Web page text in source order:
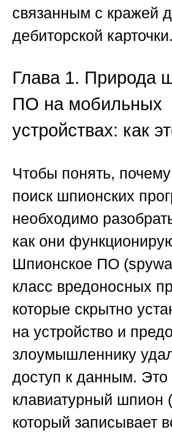
связанным с кражей
дебиторской карточки
Глава 1. Природа
ПО на мобильных
устройствах: как
Чтобы понять,
поиск шпионских
необходимо
как они
Шпионское ПО
класс вредоносных
которые скрытно
на устройство и
злоумышленнику
доступ к данным.
клавиатурный шпион
который записывает